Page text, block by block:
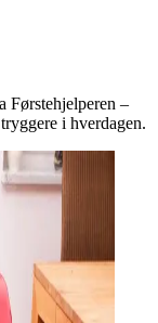
Førstehjelperen –
i hverdagen.